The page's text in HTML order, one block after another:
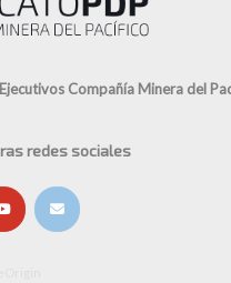
Compañía Minera del
redes sociales